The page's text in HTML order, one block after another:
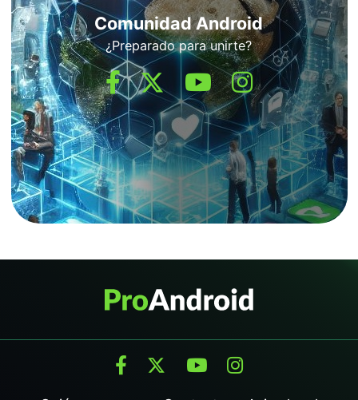
Comunidad Android
¿Preparado para unirte?